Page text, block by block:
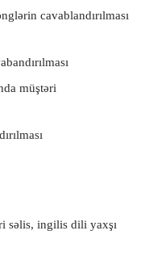
cavablandırılması
müştəri
səlis, ingilis dili yaxşı